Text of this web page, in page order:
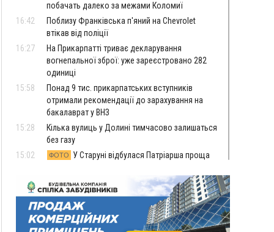
побачать далеко за межами Коломиї
16:42
Поблизу Франківська п'яний на Chevrolet
втікав від поліції
16:27
На Прикарпатті триває декларування
вогнепальної зброї: уже зареєстровано 282
одиниці
15:58
Понад 9 тис. прикарпатських вступників
отримали рекомендації до зарахування на
бакалаврат у ВНЗ
15:28
Кілька вулиць у Долині тимчасово залишаться
без газу
15:02
ФОТО
У Старуні відбулася Патріарша проща
Франківець Лев Кишакевич не зможе стати
суддею Міжнародного кримінального суду
14:14
У Ворохті проведуть Кубок ФЛСУ зі стрибків
на лижах, пам'яті оборонця Богдана Бухонка